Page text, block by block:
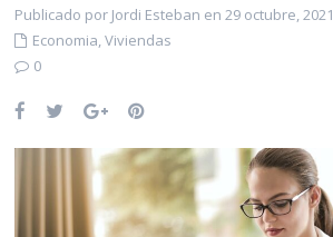
Publicado por Jordi Esteban en 29 octubre, 2021
Economia,Viviendas
0